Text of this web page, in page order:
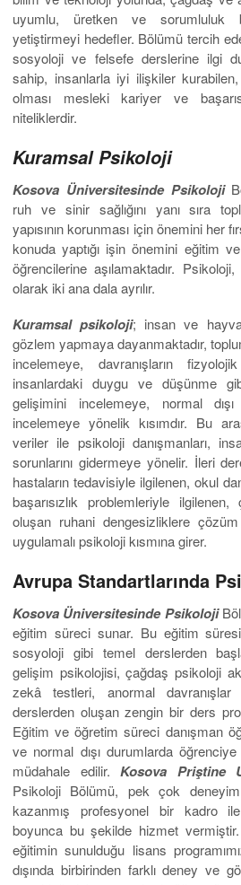
uyumlu, üretken ve sorumluluk
yetiştirmeyi hedefler. Bölümü tercih
sosyoloji ve felsefe derslerine ilgi
sahip, insanlarla iyi ilişkiler
olması mesleki kariyer ve
niteliklerdir.
Kuramsal Psikoloji
Kosova Üniversitesinde Psikoloji
ruh ve sinir sağlığını yanı sıra
yapısının korunması için önemini her
konuda yaptığı işin önemini eğitim
öğrencilerine aşılamaktadır.
olarak iki ana dala ayrılır.
Kuramsal psikoloji; insan ve
gözlem yapmaya dayanmaktadır,
incelemeye, davranışların
insanlardaki duygu ve düşünme
gelişimini incelemeye, normal dışı
incelemeye yönelik kısımdır. Bu
veriler ile psikoloji danışmanları,
sorunlarını gidermeye yönelir. İleri
hastaların tedavisiyle ilgilenen, okul
başarısızlık problemleriyle
oluşan ruhani dengesizliklere
uygulamalı psikoloji kısmına girer.
Avrupa Standartlarında
Kosova Üniversitesinde Psikoloji
eğitim süreci sunar. Bu eğitim
sosyoloji gibi temel derslerden
gelişim psikolojisi, çağdaş psikoloji
zekâ testleri, anormal
derslerden oluşan zengin bir ders
Eğitim ve öğretim süreci danışman
ve normal dışı durumlarda
müdahale edilir.Kosova Priştine
Psikoloji Bölümü, pek çok
kazanmış profesyonel bir kadro
boyunca bu şekilde hizmet
eğitimin sunulduğu lisans
dışında birbirinden farklı deney ve